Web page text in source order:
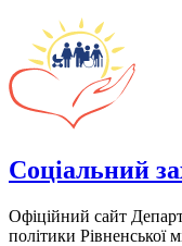
Соціальний
Офіційний сайт
політики Рівненської